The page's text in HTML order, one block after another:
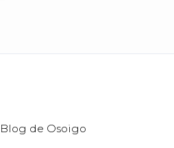
Blog de Osoigo